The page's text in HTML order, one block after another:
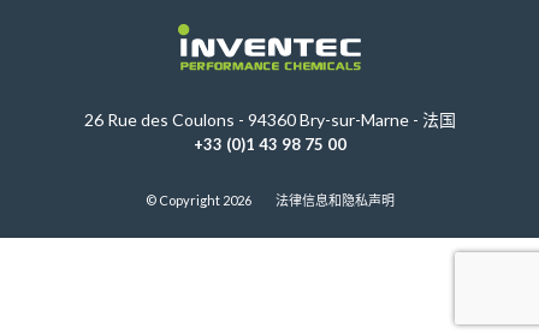
26 Rue des Coulons - 94360 Bry-sur-Marne - 法国
+33 (0)1 43 98 75 00
© Copyright 2026 法律信息和隐私声明